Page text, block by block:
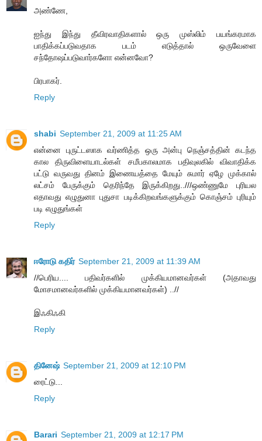
அண்ணே,
ஐந்து இந்து தீவிரவாதிகளால் ஒரு முஸ்லிம் பயங்கரமாக
பாதிக்கப்படுவதாக படம் எடுத்தால் ஒருவேளை
சந்தோஷப்படுவார்களோ என்னவோ?
பிரபாகர்.
Reply
shabi September 21, 2009 at 11:25 AM
என்னை புருட்டஸாக வர்ணித்த ஒரு அன்பு நெஞ்சத்தின் கடந்த
கால திருவிளையாடல்கள் சமீபகாலமாக பதிவுலகில் விவாதிக்க
பட்டு வருவது தினம் இணையத்தை மேயும் சுமார் ஏழே முக்கால்
லட்சம் பேருக்கும் தெரிந்தே இருக்கிறது..///ஒண்ணுமே புரியல
எதாவது எழுதுனா புதுசா படிக்கிறவங்களுக்கும் கொஞ்சம் புரியும்
படி எழுதுங்கள்
Reply
ஈரோடு கதிர் September 21, 2009 at 11:39 AM
//பெரிய.... பதிவர்களில் முக்கியமானவர்கள் (அதாவது
மோசமானவர்களில் முக்கியமானவர்கள்) ..//
இஃகிஃகி
Reply
தினேஷ் September 21, 2009 at 12:10 PM
ரைட்டு...
Reply
Barari September 21, 2009 at 12:17 PM